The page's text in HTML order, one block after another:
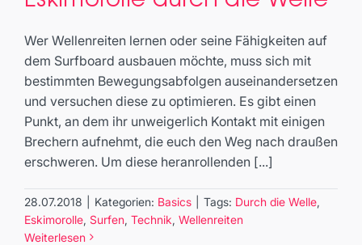
Basics
Wer Wellenreiten lernen oder seine Fähigkeiten auf
dem Surfboard ausbauen möchte, muss sich mit
bestimmten Bewegungsabfolgen auseinandersetzen
und versuchen diese zu optimieren. Es gibt einen
Punkt, an dem ihr unweigerlich Kontakt mit einigen
Brechern aufnehmt, die euch den Weg nach draußen
erschweren. Um diese heranrollenden [...]
28.07.2018 Kategorien: Basics Tags: Durch die Welle,
Eskimorolle, Surfen, Technik, Wellenreiten
Weiterlesen